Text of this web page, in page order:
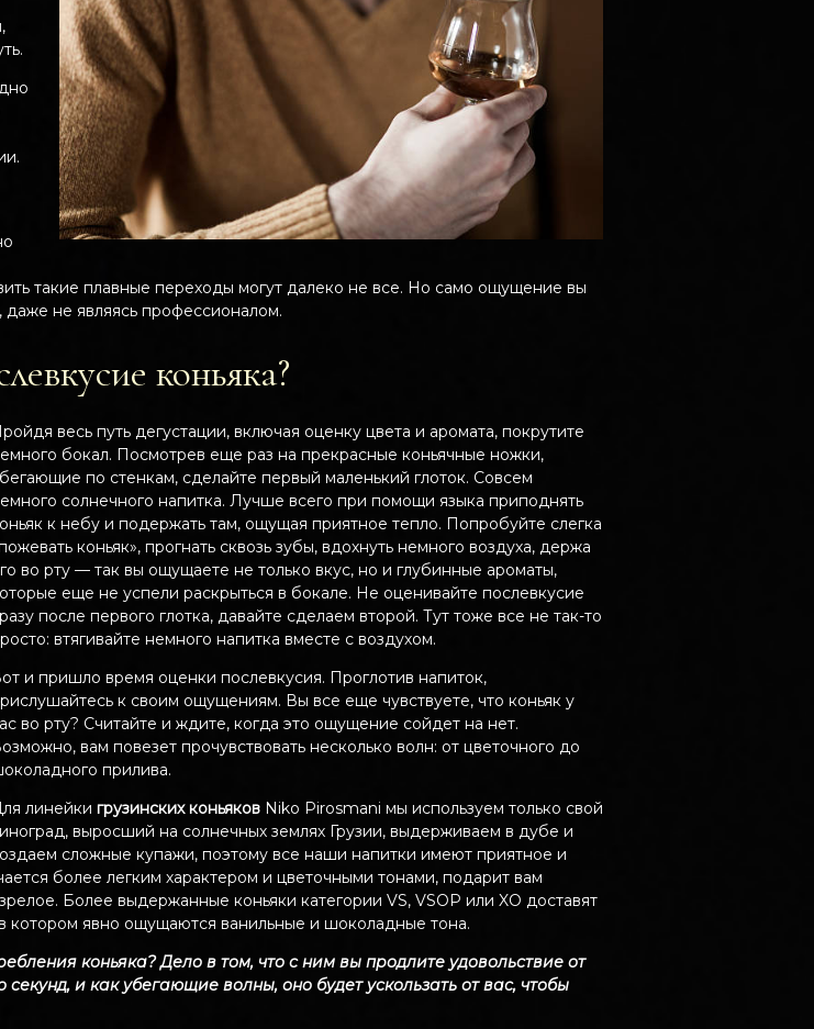
такие плавные переходы могут далеко не все. Но само ощущение вы
не являясь профессионалом.
коньяка?
весь путь дегустации, включая оценку цвета и аромата, покрутите
бокал. Посмотрев еще раз на прекрасные коньячные ножки,
по стенкам, сделайте первый маленький глоток. Совсем
солнечного напитка. Лучше всего при помощи языка приподнять
к небу и подержать там, ощущая приятное тепло. Попробуйте слегка
коньяк», прогнать сквозь зубы, вдохнуть немного воздуха, держа
во рту — так вы ощущаете не только вкус, но и глубинные ароматы,
еще не успели раскрыться в бокале. Не оценивайте послевкусие
после первого глотка, давайте сделаем второй. Тут тоже все не так-то
втягивайте немного напитка вместе с воздухом.
и пришло время оценки послевкусия. Проглотив напиток,
к своим ощущениям. Вы все еще чувствуете, что коньяк у
во рту? Считайте и ждите, когда это ощущение сойдет на нет.
вам повезет прочувствовать несколько волн: от цветочного до
прилива.
линейки грузинских коньяков Niko Pirosmani мы используем только свой
выросший на солнечных землях Грузии, выдерживаем в дубе и
сложные купажи, поэтому все наши напитки имеют приятное и
более легким характером и цветочными тонами, подарит вам
Более выдержанные коньяки категории VS, VSOP или XO доставят
котором явно ощущаются ванильные и шоколадные тона.
коньяка? Дело в том, что с ним вы продлите удовольствие от
и как убегающие волны, оно будет ускользать от вас, чтобы